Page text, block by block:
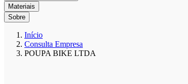
Materiais
Sobre
Início
Consulta Empresa
POUPA BIKE LTDA